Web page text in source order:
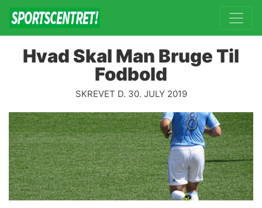
Hvad Skal Man Bruge Til
Fodbold
SKREVET D. 30. JULY 2019